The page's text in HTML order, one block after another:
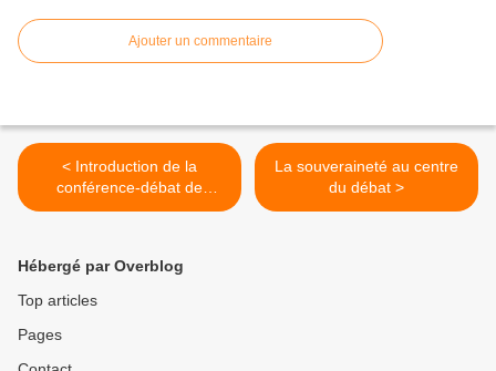
Ajouter un commentaire
< Introduction de la
conférence-débat de
Jacques SAPIR - « Genèse
La souveraineté au centre
du débat >
Hébergé par Overblog
Top articles
Pages